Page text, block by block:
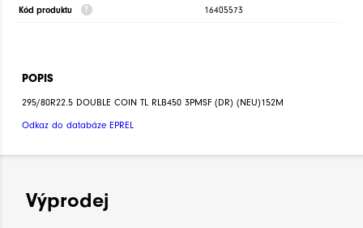
Kód produktu 16405573
POPIS
295/80R22.5 DOUBLE COIN TL RLB450 3PMSF (DR) (NEU)152M
Odkaz do databáze EPREL
Výprodej